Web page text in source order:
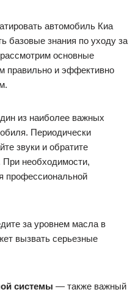
автомобиль Киа
базовые знания по уходу за
основные
правильно и эффективно
из наиболее важных
Периодически
звуки и обратите
необходимости,
профессиональной
за уровнем масла в
вызвать серьезные
системы — также важный